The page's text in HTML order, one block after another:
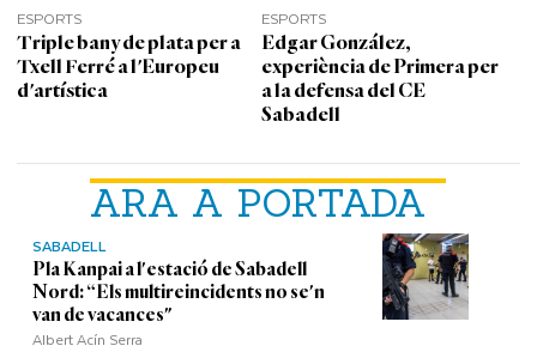
ARA A PORTADA
SABADELL
Pla Kanpai a l'estació de Sabadell
Nord: “Els multireincidents no se'n
van de vacances"
Albert Acín Serra
ESPORTS
Triple bany de plata per a
Txell Ferré a l'Europeu
d'artística
ESPORTS
Edgar González,
experiència de Primera per
a la defensa del CE
Sabadell